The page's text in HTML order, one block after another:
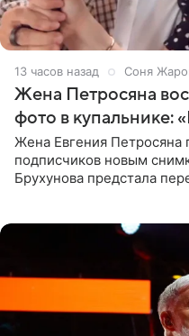
13 часов назад Соня
Жена Петросяна
фото в купальнике:
Жена Евгения Петросяна
подписчиков новым
Брухунова предстала